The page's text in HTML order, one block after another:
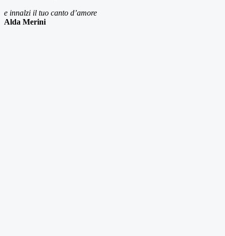
e innalzi il tuo canto d’amore
Alda Merini